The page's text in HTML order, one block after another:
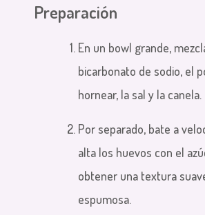
Preparación
En un bowl grande,
bicarbonato de sodio, el
hornear, la sal y la canela.
Por separado, bate a
alta los huevos con el
obtener una textura
espumosa.